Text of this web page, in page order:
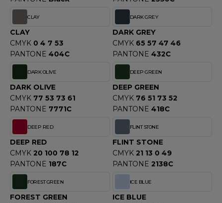
SHIRT
PROFESSIONNELLE
- BLOUSON
HOODS
T'S
SERIE
CLAY
CLAY
CMYK 0 4 7 53
PANTONE 404C
DARK GREY
DARK GREY
CMYK 65 57 47 46
PANTONE 432C
DARK OLIVE
DARK OLIVE
CMYK 77 53 73 61
PANTONE 7771C
DEEP GREEN
DEEP GREEN
CMYK 76 51 73 52
PANTONE 418C
DEEP RED
DEEP RED
CMYK 20 100 78 12
PANTONE 187C
FLINT STONE
FLINT STONE
CMYK 21 13 0 49
PANTONE 2138C
FOREST GREEN
FOREST GREEN
ICE BLUE
ICE BLUE